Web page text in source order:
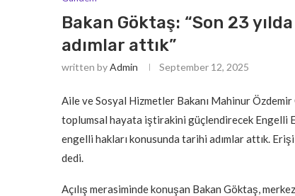
Bakan Göktaş: “Son 23
adımlar attık”
written byAdmin September 12, 2025
Aile ve Sosyal Hizmetler Bakanı Mahinur Özdemir
toplumsal hayata iştirakini güçlendirecek Engelli
engelli hakları konusunda tarihi adımlar attık.
dedi.
Açılış merasiminde konuşan Bakan Göktaş,